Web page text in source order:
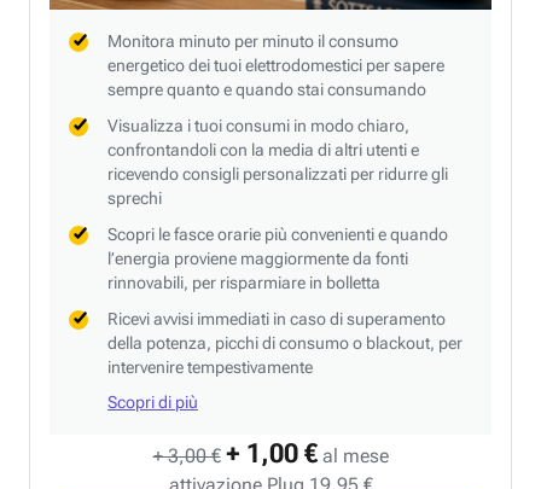
+ 3,00 € + 1,00 € al mese
attivazione Plug 19,95 €
Monitora minuto per minuto il consumo
energetico dei tuoi elettrodomestici per sapere
sempre quanto e quando stai consumando
Visualizza i tuoi consumi in modo chiaro,
confrontandoli con la media di altri utenti e
ricevendo consigli personalizzati per ridurre gli
sprechi
Scopri le fasce orarie più convenienti e quando
l’energia proviene maggiormente da fonti
rinnovabili, per risparmiare in bolletta
Ricevi avvisi immediati in caso di superamento
della potenza, picchi di consumo o blackout, per
intervenire tempestivamente
Scopri di più